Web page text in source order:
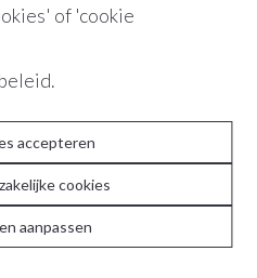
of 'cookie
.
accepteren
cookies
aanpassen